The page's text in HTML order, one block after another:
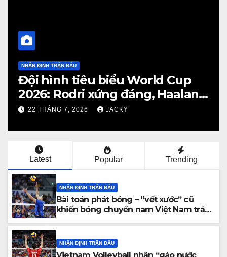
NHẬN ĐỊNH TRẬN ĐẤU
Đội hình tiêu biểu World Cup
2026: Rodri xứng đáng, Haaland
viết cổ tích, Vozinha gây bất
22 THÁNG 7, 2026 JACKY
Latest Popular Trending
NHẬN ĐỊNH TRẬN ĐẤU
Bài toán phát bóng – “vết xước” cũ
khiến bóng chuyền nam Việt Nam trả
NHẬN ĐỊNH TRẬN ĐẤU
Vietnam Volleyball nhận “gáo nước